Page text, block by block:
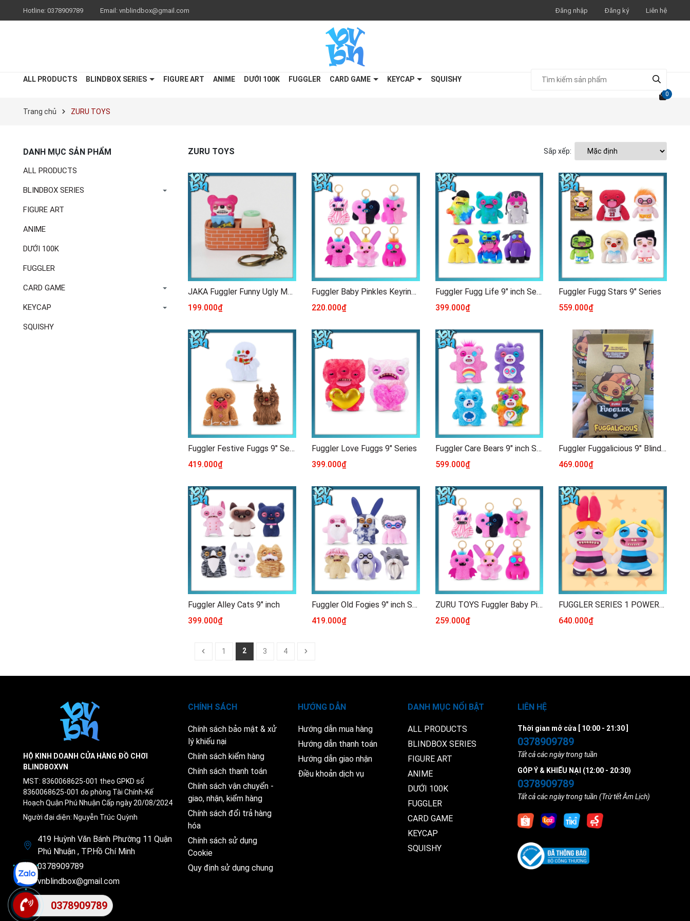
Hotline: 0378909789 Email: vnblindbox@gmail.com Đăng nhập Đăng ký Liên hệ
ALL PRODUCTS BLINDBOX SERIES FIGURE ART ANIME DƯỚI 100K FUGGLER CARD GAME KEYCAP SQUISHY
0
Trang chủ ZURU TOYS
DANH MỤC SẢN PHẨM
ALL PRODUCTS
BLINDBOX SERIES
FIGURE ART
ANIME
DƯỚI 100K
FUGGLER
CARD GAME
KEYCAP
SQUISHY
ZURU TOYS Sắp xếp:
JAKA Fuggler Funny Ugly Monster Keyboard Cap Blindbox Series
199.000₫
Fuggler Baby Pinkles Keyrings 3.5" Blindbox Series
220.000₫
Fuggler Fugg Life 9" inch Series
399.000₫
Fuggler Fugg Stars 9" Series
559.000₫
Fuggler Festive Fuggs 9" Series
419.000₫
Fuggler Love Fuggs 9" Series
399.000₫
Fuggler Care Bears 9" inch Series
599.000₫
Fuggler Fuggalicious 9" Blindbox Series
469.000₫
Fuggler Alley Cats 9" inch
399.000₫
Fuggler Old Fogies 9" inch Series
419.000₫
ZURU TOYS Fuggler Baby Pinkles Keyrings 3.5 inch
259.000₫
FUGGLER SERIES 1 POWERPUFF GIRLS PLUSH SIZE 9"
640.000₫
1 2 3 4
HỘ KINH DOANH CỬA HÀNG ĐỒ CHƠI
BLINDBOXVN
MST: 8360068625-001 theo GPKD số
8360068625-001 do phòng Tài Chính-Kế
Hoạch Quận Phú Nhuận Cấp ngày 20/08/2024
Người đại diện: Nguyễn Trúc Quỳnh
419 Huỳnh Văn Bánh Phường 11 Quận
Phú Nhuận , TP.Hồ Chí Minh
0378909789
vnblindbox@gmail.com
CHÍNH SÁCH
Chính sách bảo mật & xử
lý khiếu nại
Chính sách kiểm hàng
Chính sách thanh toán
Chính sách vận chuyển -
giao, nhận, kiểm hàng
Chính sách đổi trả hàng
hóa
Chính sách sử dụng
Cookie
Quy định sử dụng chung
HƯỚNG DẪN
Hướng dẫn mua hàng
Hướng dẫn thanh toán
Hướng dẫn giao nhận
Điều khoản dịch vụ
DANH MỤC NỔI BẬT
ALL PRODUCTS
BLINDBOX SERIES
FIGURE ART
ANIME
DƯỚI 100K
FUGGLER
CARD GAME
KEYCAP
SQUISHY
LIÊN HỆ
Thời gian mở cửa [ 10:00 - 21:30 ]
0378909789
Tất cả các ngày trong tuần
GÓP Ý & KHIẾU NẠI (12:00 - 20:30)
0378909789
Tất cả các ngày trong tuần (Trừ tết Âm Lịch)
0378909789